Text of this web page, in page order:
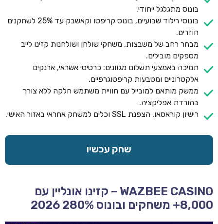
בונוס מתגלגל ייחודי.
בונוסי רילוד שבועיים, בונוס קריפטו וקאשבק עד 25% לשחקנים
חוזרים.
מבחר רחב של משבצות, משחקי שולחן ושולחנות קזינו לייב
מספקים מובילים.
תמיכה באמצעי תשלום מגוונים: כרטיסי אשראי, ארנקים
אלקטרוניים ומטבעות קריפטוגרפיים.
ממשק מותאם למובייל עם חוויית משתמש חלקה ללא צורך
בהורדת אפליקציה.
רישיון קוראסאו, הצפנת SSL וכלים למשחק אחראי באזור האישי.
שחק עכשיו
WAZBEE CASINO – קזינו אונליין עם
8,000+ משחקים ובונוס 280% 2026